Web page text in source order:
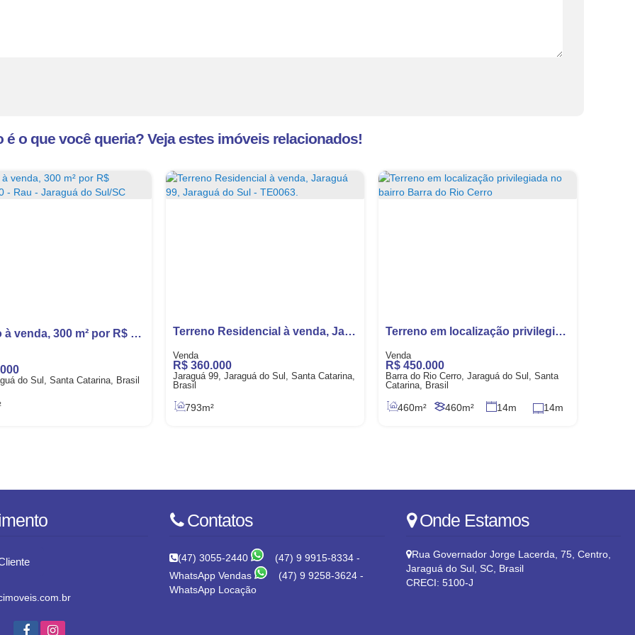
é o que você queria? Veja estes imóveis relacionados!
Terreno à venda, 300 m² por R$ 250.000,00 - Rau - Jaraguá do Sul/SC
do Sul, Santa Catarina, Brasil
Terreno Residencial à venda, Jaraguá 99, Jaraguá do Sul - TE0063.
R$ 360.000
Jaraguá 99, Jaraguá do Sul, Santa Catarina,
Brasil
793m²
Terreno em localização privilegiada no bairro Barra do Rio Cerro
R$ 450.000
Barra do Rio Cerro, Jaraguá do Sul, Santa
Catarina, Brasil
460m² 460m² 14m
14m
Contatos
(47) 3055-2440
(47) 9 9915-8334 -
WhatsApp Vendas
(47) 9 9258-3624 -
WhatsApp Locação
Onde Estamos
Rua Governador Jorge Lacerda 75, Centro,
Jaraguá do Sul, SC, Brasil
CRECI: 5100-J